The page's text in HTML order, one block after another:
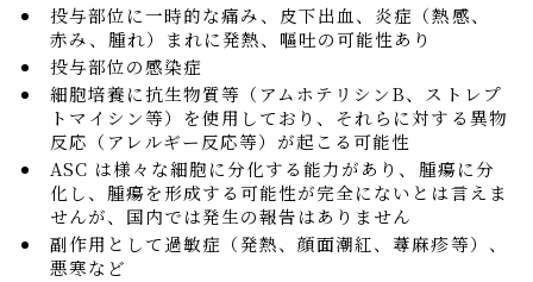
投与部位に一時的な痛み、皮下出血、炎症（熱感、
赤み、腫れ）まれに発熱、嘔吐の可能性あり
投与部位の感染症
細胞培養に抗生物質等（アムホテリシンB、ストレプ
トマイシン等）を使用しており、それらに対する異物
反応（アレルギー反応等）が起こる可能性
ASC は様々な細胞に分化する能力があり、腫瘍に分
化し、腫瘍を形成する可能性が完全にないとは言えま
せんが、国内では発生の報告はありません
副作用として過敏症（発熱、顔面潮紅、蕁麻疹等）、
悪寒など